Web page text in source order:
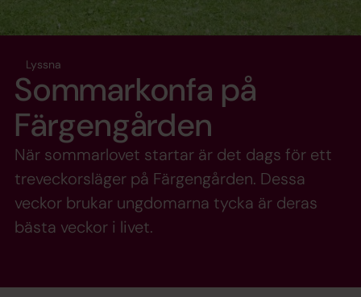
Lyssna
Sommarkonfa på
Färgengården
När sommarlovet startar är det dags för ett
treveckorsläger på Färgengården. Dessa
veckor brukar ungdomarna tycka är deras
bästa veckor i livet.